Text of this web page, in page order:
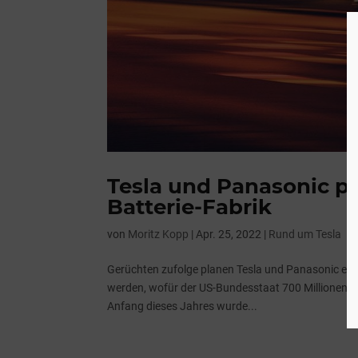
Tesla und Panasonic
Batterie-Fabrik
von Moritz Kopp | Apr. 25, 2022 | Rund um Tesla
Gerüchten zufolge planen Tesla und Panasonic
werden, wofür der US-Bundesstaat 700 Millionen
Anfang dieses Jahres wurde...